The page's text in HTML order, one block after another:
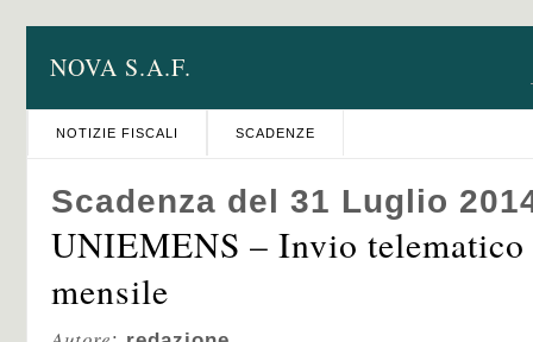
NOVA S.A.F.
NOTIZIE FISCALI SCADENZE
Scadenza del 31 Luglio
UNIEMENS – Invio telematico
mensile